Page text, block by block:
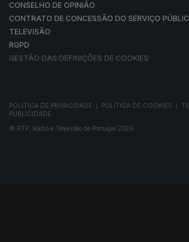
CONSELHO DE OPINIÃO
CONTRATO DE CONCESSÃO DO SERVIÇO
TELEVISÃO
RGPD
GESTÃO DAS DEFINIÇÕES DE COOKIES
POLÍTICA DE PRIVACIDADE POLÍTICA DE COOKIES
PUBLICIDADE
© RTP, Rádio e Televisão de Portugal 2026